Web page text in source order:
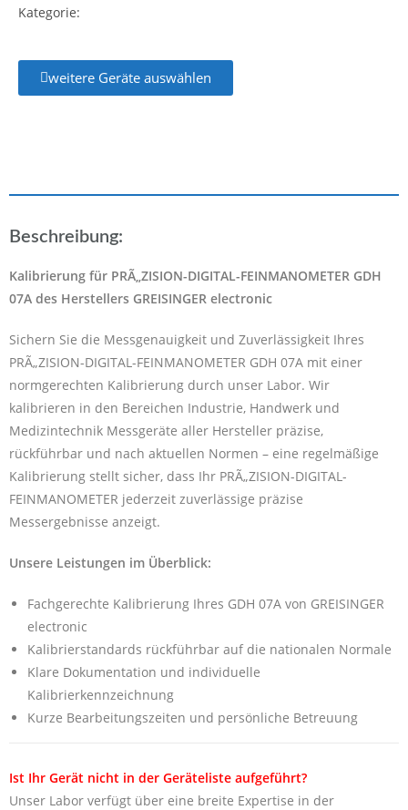
Kategorie:
weitere Geräte auswählen
Beschreibung:
Kalibrierung für PRÃ„ZISION-DIGITAL-FEINMANOMETER GDH
07A des Herstellers GREISINGER electronic
Sichern Sie die Messgenauigkeit und Zuverlässigkeit Ihres
PRÃ„ZISION-DIGITAL-FEINMANOMETER GDH 07A mit einer
normgerechten Kalibrierung durch unser Labor. Wir
kalibrieren in den Bereichen Industrie, Handwerk und
Medizintechnik Messgeräte aller Hersteller präzise,
rückführbar und nach aktuellen Normen – eine regelmäßige
Kalibrierung stellt sicher, dass Ihr PRÃ„ZISION-DIGITAL-
FEINMANOMETER jederzeit zuverlässige präzise
Messergebnisse anzeigt.
Unsere Leistungen im Überblick:
Fachgerechte Kalibrierung Ihres GDH 07A von GREISINGER
electronic
Kalibrierstandards rückführbar auf die nationalen Normale
Klare Dokumentation und individuelle
Kalibrierkennzeichnung
Kurze Bearbeitungszeiten und persönliche Betreuung
Ist Ihr Gerät nicht in der Geräteliste aufgeführt?
Unser Labor verfügt über eine breite Expertise in der